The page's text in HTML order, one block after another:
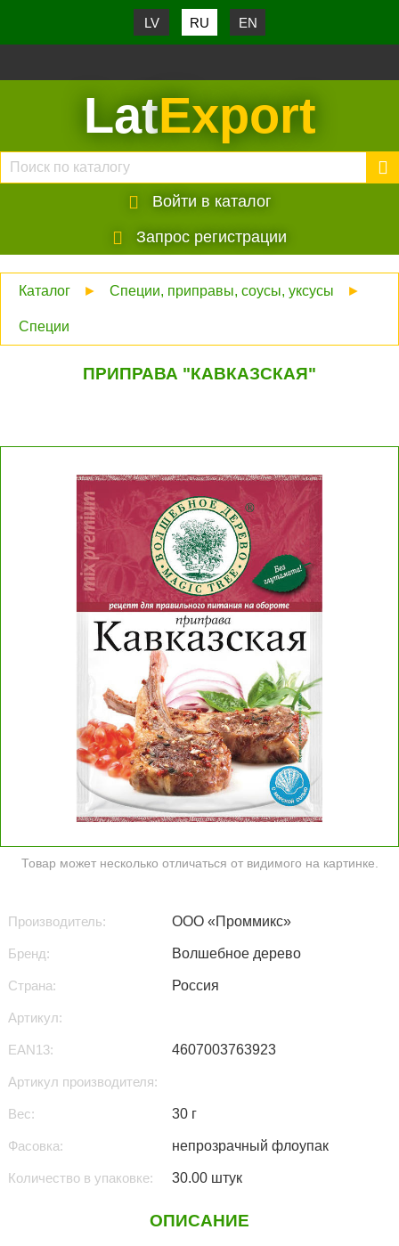
LV RU EN
LatExport
Войти в каталог
Запрос регистрации
Каталог ► Специи, приправы, соусы, уксусы ►
Специи
ПРИПРАВА "КАВКАЗСКАЯ"
Товар может несколько отличаться от видимого на картинке.
Производитель: ООО «Проммикс»
Бренд: Волшебное дерево
Страна: Россия
Артикул:
EAN13: 4607003763923
Артикул производителя:
Вес: 30 г
Фасовка: непрозрачный флоупак
Количество в упаковке: 30.00 штук
ОПИСАНИЕ